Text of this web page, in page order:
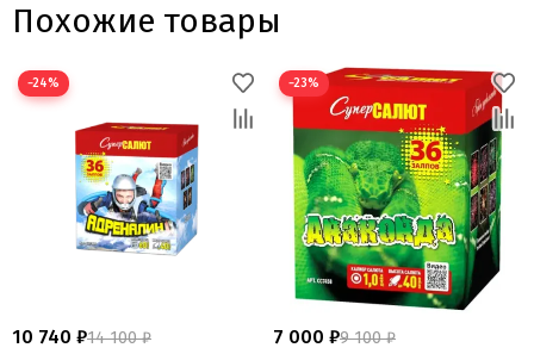
Похожие товары
−24%
10 740 ₽14 100 ₽
−23%
7 000 ₽9 100 ₽